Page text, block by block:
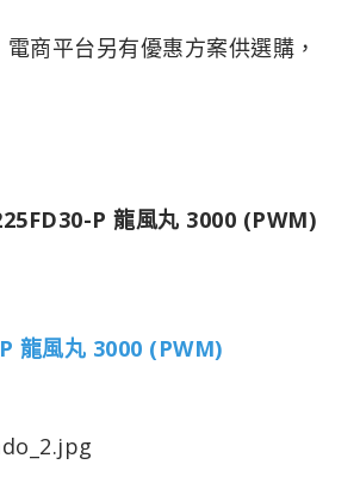
商平台另有優惠方案供選購，
P 龍風丸 3000 (PWM)
龍風丸 3000 (PWM)